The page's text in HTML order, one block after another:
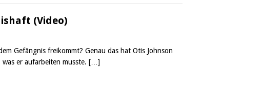
(Video)
Gefängnis freikommt? Genau das hat Otis Johnson
er aufarbeiten musste. […]